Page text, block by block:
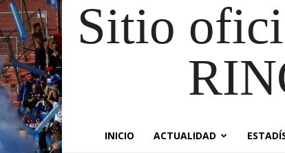
Sitio
INICIO ACTUALIDAD